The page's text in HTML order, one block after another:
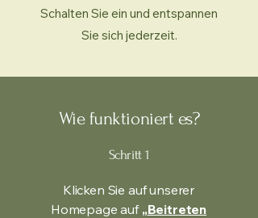
Schalten Sie ein und entspannen
Sie sich jederzeit.
Wie funktioniert es?
Schritt 1
Klicken Sie auf unserer
Homepage auf „Beitreten